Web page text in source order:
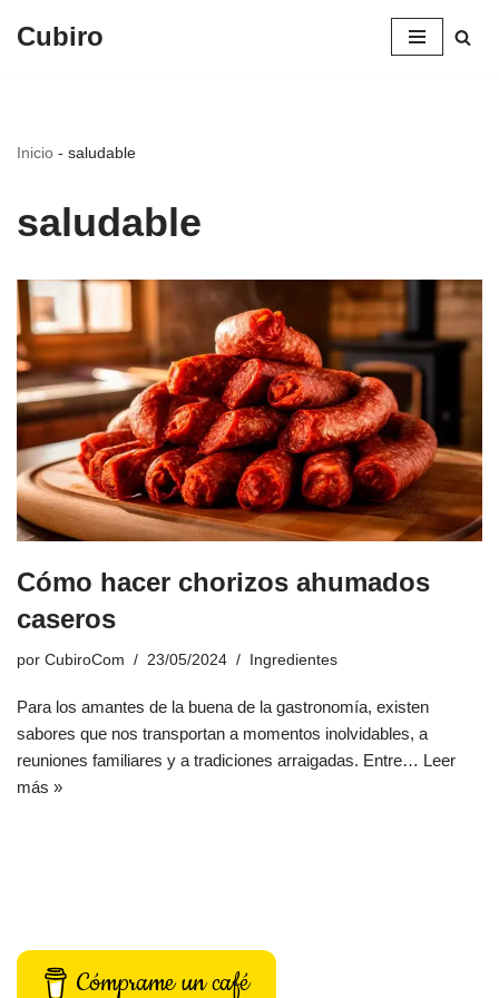
Cubiro
Inicio - saludable
saludable
Cómo hacer chorizos ahumados
caseros
por CubiroCom 23/05/2024 Ingredientes
Para los amantes de la buena de la gastronomía, existen
sabores que nos transportan a momentos inolvidables, a
reuniones familiares y a tradiciones arraigadas. Entre… Leer
más »
Cómprame un café